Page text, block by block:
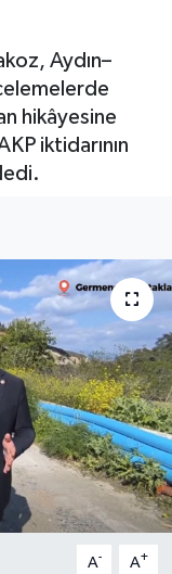
Aydın–
hikâyesine
iktidarının
A- A+